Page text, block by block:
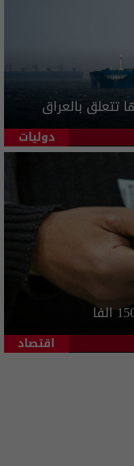
دوليات
اقتصاد